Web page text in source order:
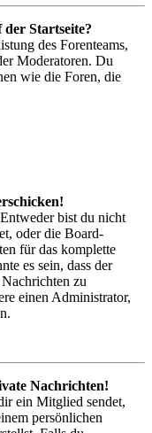
Startseite?
des Forenteams,
Moderatoren. Du
wie die Foren, die
bist du nicht
oder die Board-
für das komplette
es sein, dass der
zu
einen Administrator,
Nachrichten!
ein Mitglied sendet,
persönlichen